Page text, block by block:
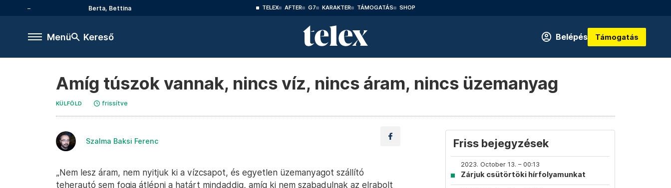
Berta, Bettina TELEX AFTER G7 KARAKTER TÁMOGATÁS SHOP
Menü Kereső Belépés Támogatás
Amíg túszok vannak, nincs víz, nincs áram, nincs üzemanyag
KÜLFÖLD frissítve
Szalma Baksi Ferenc
„Nem lesz áram, nem nyitjuk ki a vízcsapot, és egyetlen üzemanyagot szállító
teherautó sem fogja átlépni a határt mindaddig, amíg ki nem szabadulnak az elrabolt
Friss bejegyzések
2023. October 13. – 00:13
Zárjuk csütörtöki hírfolyamunkat